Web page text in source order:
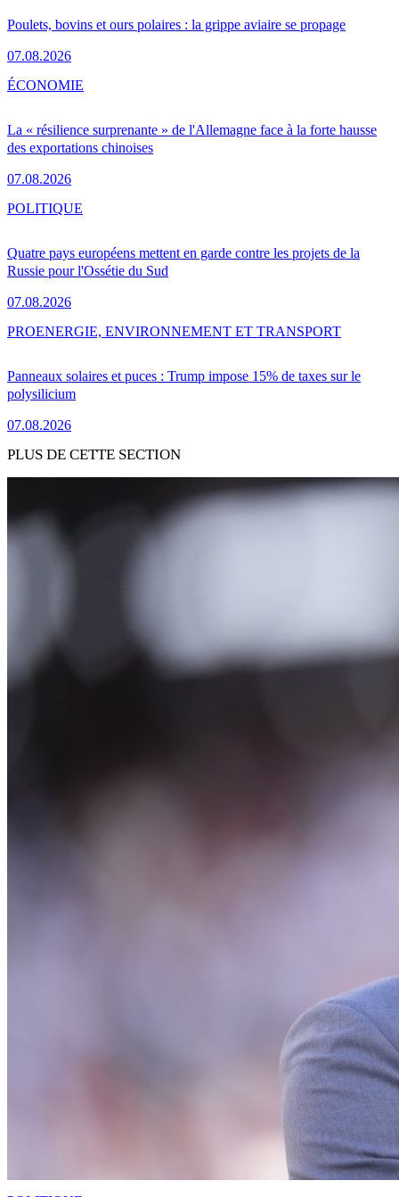
Poulets, bovins et ours polaires : la grippe aviaire se propage
07.08.2026
La « résilience surprenante » de l'Allemagne face à la forte hausse
des exportations chinoises
07.08.2026
ÉCONOMIE
Quatre pays européens mettent en garde contre les projets de la
Russie pour l'Ossétie du Sud
07.08.2026
POLITIQUE
Panneaux solaires et puces : Trump impose 15% de taxes sur le
polysilicium
07.08.2026
PROENERGIE, ENVIRONNEMENT ET TRANSPORT
PLUS DE CETTE SECTION